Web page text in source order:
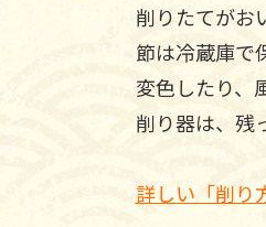
削りたてがお
節は冷蔵庫で
変色したり、
削り器は、残
詳しい「削り